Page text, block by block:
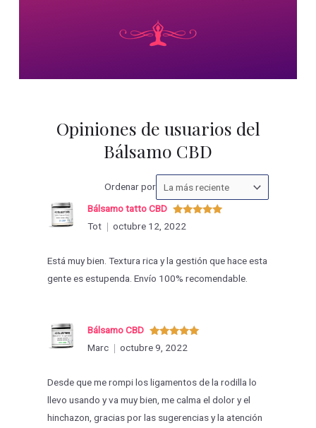
Opiniones de usuarios del
Bálsamo CBD
Ordenar porOrdenar
las
Valorado
con
Bálsamo tatto CBD
Tot
octubre 12, 2022
Está muy bien. Textura rica y la gestión que hace esta
gente es estupenda. Envío 100% recomendable.
Valorado
con5de 5
Bálsamo CBD
Marc
octubre 9, 2022
Desde que me rompi los ligamentos de la rodilla lo
llevo usando y va muy bien, me calma el dolor y el
hinchazon, gracias por las sugerencias y la atención